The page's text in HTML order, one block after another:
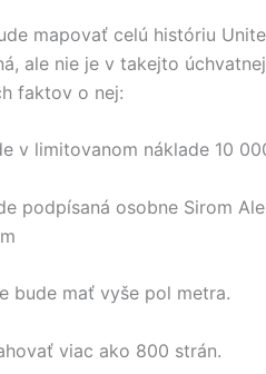
mapovať celú históriu
ale nie je v takejto
faktov o nej:
v limitovanom náklade 10
podpísaná osobne Sirom
bude mať vyše pol metra.
viac ako 800 strán.